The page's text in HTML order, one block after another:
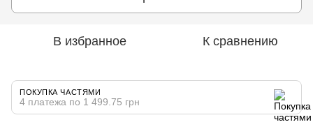
В избранное К сравнению
ПОКУПКА ЧАСТЯМИ
4 платежа по 1 499.75 грн